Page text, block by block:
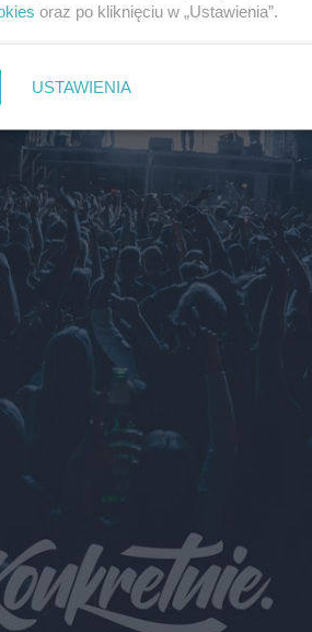
oraz po kliknięciu w „Ustawienia”.
USTAWIENIA